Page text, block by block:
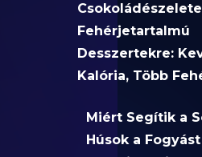
Fehérjetartalmú
Desszertekre:
Kalória, Több
Miért Segítik a
Húsok a